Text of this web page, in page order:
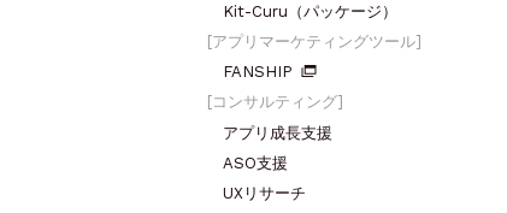
Kit-Curu（パッケージ）
アプリマーケティングツール
FANSHIP
コンサルティング
アプリ成長支援
ASO支援
UXリサーチ